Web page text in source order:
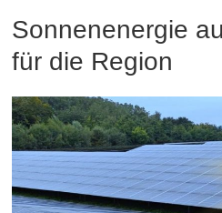
Sonnenenergie
für die Region